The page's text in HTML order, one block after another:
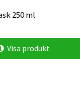
250 ml
Visa produkt